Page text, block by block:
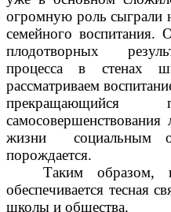
огромную роль сыграли
семейного воспитания.
плодотворных
процесса в стенах
рассматриваем
прекращающийся
жизни социальным
порождается.
Таким образом,
обеспечивается тесная
школы и общества.